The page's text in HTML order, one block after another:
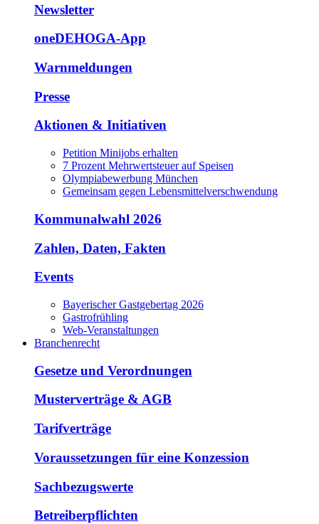
Newsletter
oneDEHOGA-App
Warnmeldungen
Presse
Aktionen & Initiativen
Petition Minijobs erhalten
7 Prozent Mehrwertsteuer auf Speisen
Olympiabewerbung München
Gemeinsam gegen Lebensmittelverschwendung
Kommunalwahl 2026
Zahlen, Daten, Fakten
Events
Bayerischer Gastgebertag 2026
Gastrofrühling
Web-Veranstaltungen
Branchenrecht
Gesetze und Verordnungen
Musterverträge & AGB
Tarifverträge
Voraussetzungen für eine Konzession
Sachbezugswerte
Betreiberpflichten